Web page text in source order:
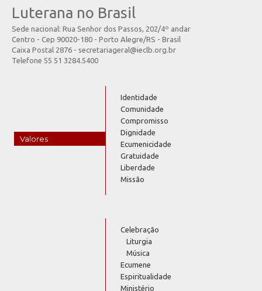
Luterana no Brasil
Sede nacional: Rua Senhor dos Passos, 202/4º andar
Centro - Cep 90020-180 - Porto Alegre/RS - Brasil
Caixa Postal 2876 - secretariageral@ieclb.org.br
Telefone 55 51 3284.5400
Valores
Identidade
Comunidade
Compromisso
Dignidade
Ecumenicidade
Gratuidade
Liberdade
Missão
Celebração
Liturgia
Música
Ecumene
Espiritualidade
Ministério